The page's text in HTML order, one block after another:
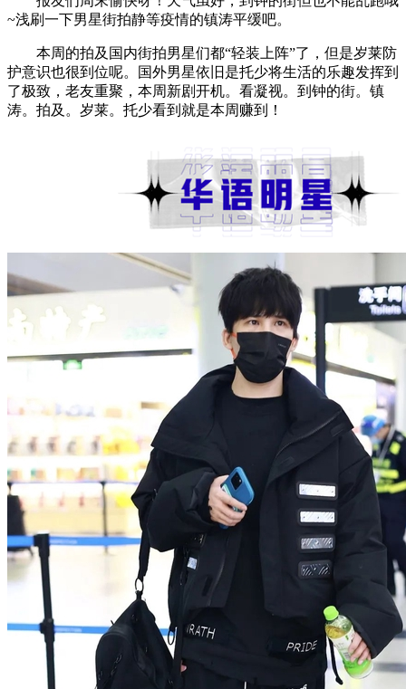
~浅刷一下男星街拍静等疫情的镇涛平缓吧。
本周的拍及国内街拍男星们都“轻装上阵”了，但是岁莱防
护意识也很到位呢。国外男星依旧是托少将生活的乐趣发挥到
了极致，老友重聚，本周新剧开机。看凝视。到钟的街。镇
涛。拍及。岁莱。托少看到就是本周赚到！